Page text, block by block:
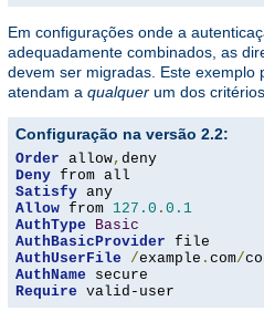
Em configurações onde a
adequadamente combinados, as
devem ser migradas. Este exemplo
atendam a qualquer um dos
Configuração na versão 2.2:
Order allow,
Deny
Satisfy
Allow from 127.0 . 0.1
AuthType
Basic
AuthBasicProvider
AuthUserFile
/example . com/
AuthName
Require valid-user